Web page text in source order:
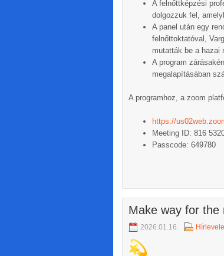
A felnőttképzési
dolgozzuk fel,
A panel után egy
felnőttoktatóval,
mutatták be a hazai
A program
megalapításában
A programhoz, a zoom
https://
Meeting ID: 816
Passcode: 649780
Make way for the
2026.01.16.